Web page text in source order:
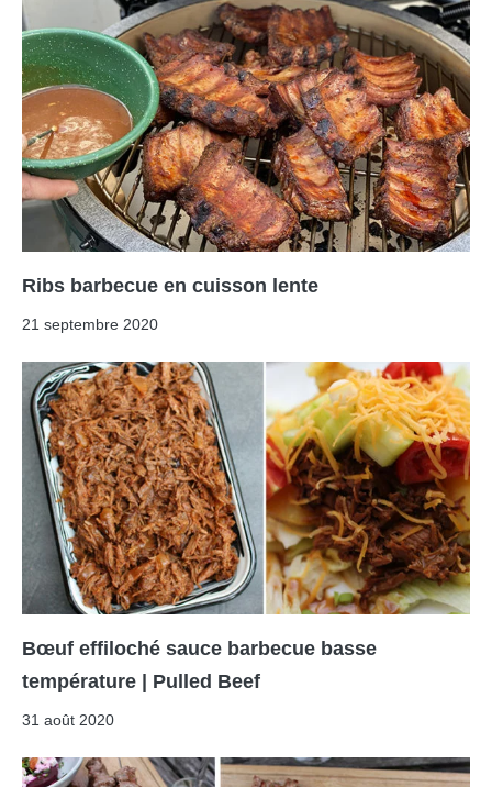
Ribs barbecue en cuisson lente
21 septembre 2020
Bœuf effiloché sauce barbecue basse
température | Pulled Beef
31 août 2020